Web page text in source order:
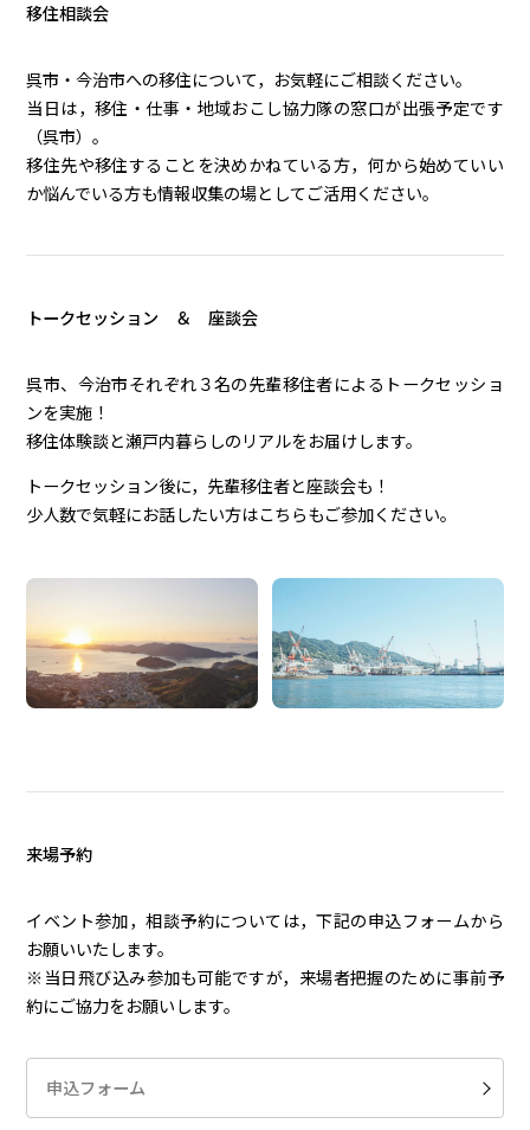
移住相談会
呉市・今治市への移住について，お気軽にご相談ください。
当日は，移住・仕事・地域おこし協力隊の窓口が出張予定です
（呉市）。
移住先や移住することを決めかねている方，何から始めていい
か悩んでいる方も情報収集の場としてご活用ください。
トークセッション ＆ 座談会
呉市、今治市それぞれ３名の先輩移住者によるトークセッショ
ンを実施！
移住体験談と瀬戸内暮らしのリアルをお届けします。
トークセッション後に，先輩移住者と座談会も！
少人数で気軽にお話したい方はこちらもご参加ください。
来場予約
イベント参加，相談予約については，下記の申込フォームから
お願いいたします。
※当日飛び込み参加も可能ですが，来場者把握のために事前予
約にご協力をお願いします。
申込フォーム